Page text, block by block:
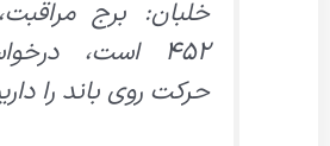
خلبان: برج مراقبت،
۴۵۲ است،
حرکت روی باند را